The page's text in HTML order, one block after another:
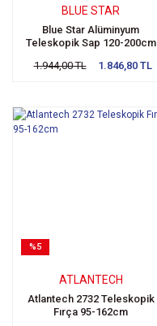
BLUE STAR
Blue Star Alüminyum
Teleskopik Sap 120-200cm
1.944,00 TL
1.846,80 TL
%5
ATLANTECH
Atlantech 2732 Teleskopik
Fırça 95-162cm